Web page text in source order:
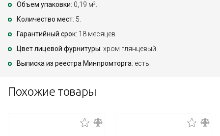
Объем упаковки: 0,19 м3 .
Количество мест: 5.
Гарантийный срок: 18 месяцев.
Цвет лицевой фурнитуры: хром глянцевый.
Выписка из реестра Минпромторга: есть.
Похожие товары